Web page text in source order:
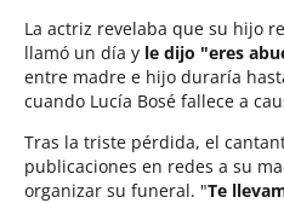
La actriz revelaba que su hijo
llamó un día y le dijo "eres
entre madre e hijo duraría
cuando Lucía Bosé fallece a
Tras la triste pérdida, el
publicaciones en redes a su
organizar su funeral. "Te